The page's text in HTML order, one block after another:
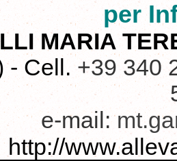
per
MARIA
- Cell.+39 340
e-mail:
http://